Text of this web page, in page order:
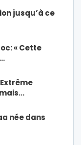
jusqu’à ce
« Cette
née dans